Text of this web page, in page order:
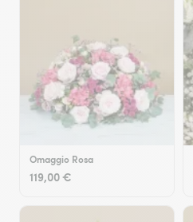
Omaggio Rosa
119,00 €